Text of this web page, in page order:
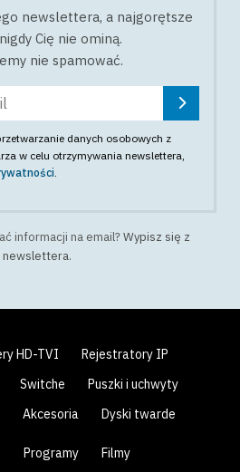
newslettera, a najgorętsze
Cię nie ominą.
nie spamować.
danych osobowych z
w celu otrzymywania newslettera,
.
informacji na email?Wypisz się z
newslettera.
HD-TVI
Rejestratory IP
Switche
Puszki i uchwyty
Akcesoria Dyski twarde
Programy
Filmy